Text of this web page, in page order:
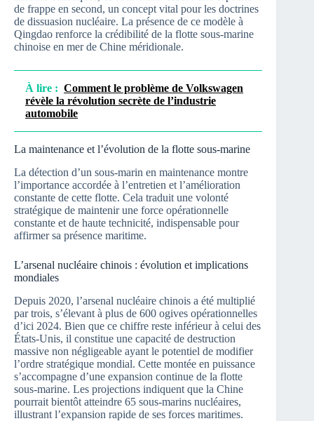
de frappe en second, un concept vital pour les doctrines
de dissuasion nucléaire. La présence de ce modèle à
Qingdao renforce la crédibilité de la flotte sous-marine
chinoise en mer de Chine méridionale.
À lire : Comment le problème de Volkswagen
révèle la révolution secrète de l’industrie
automobile
La maintenance et l’évolution de la flotte sous-marine
La détection d’un sous-marin en maintenance montre
l’importance accordée à l’entretien et l’amélioration
constante de cette flotte. Cela traduit une volonté
stratégique de maintenir une force opérationnelle
constante et de haute technicité, indispensable pour
affirmer sa présence maritime.
L’arsenal nucléaire chinois : évolution et implications
mondiales
Depuis 2020, l’arsenal nucléaire chinois a été multiplié
par trois, s’élevant à plus de 600 ogives opérationnelles
d’ici 2024. Bien que ce chiffre reste inférieur à celui des
États-Unis, il constitue une capacité de destruction
massive non négligeable ayant le potentiel de modifier
l’ordre stratégique mondial. Cette montée en puissance
s’accompagne d’une expansion continue de la flotte
sous-marine. Les projections indiquent que la Chine
pourrait bientôt atteindre 65 sous-marins nucléaires,
illustrant l’expansion rapide de ses forces maritimes.